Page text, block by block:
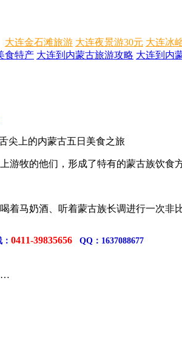
大连金石滩旅游 大连夜景游30元 大连冰
食特产 大连到内蒙古旅游攻略 大连到内
尖上的内蒙古五日美食之旅
牧的他们，形成了特有的蒙古族饮食
马奶酒、听着蒙古族长调进行一次非
0411-39835656QQ：1637088677